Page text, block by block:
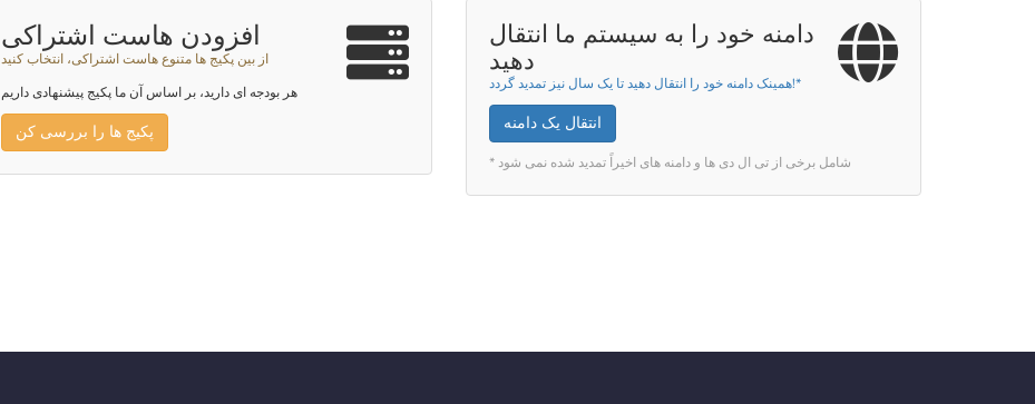
افزودن هاست اشتراکی
از بین پکیج ها متنوع هاست اشتراکی، انتخاب کنید
هر بودجه ای دارید، بر اساس آن ما پکیج پیشنهادی داریم
پکیج ها را بررسی کن
دامنه خود را به سیستم ما انتقال
دهید
همینک دامنه خود را انتقال دهید تا یک سال نیز تمدید گردد!*
انتقال یک دامنه
* شامل برخی از تی ال دی ها و دامنه های اخیراً تمدید شده نمی شود